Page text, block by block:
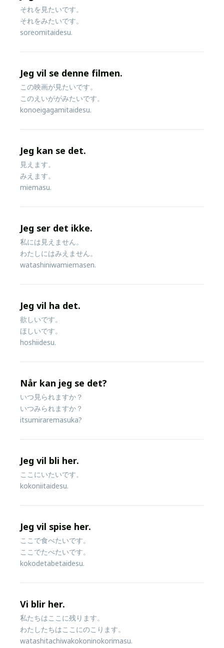
それを見たいです。
それをみたいです。
soreomitaidesu.
Jeg vil se denne filmen.
この映画が見たいです。
このえいががみたいです。
konoeigagamitaidesu.
Jeg kan se det.
見えます。
みえます。
miemasu.
Jeg ser det ikke.
私には見えません。
わたしにはみえません。
watashiniwamiemasen.
Jeg vil ha det.
欲しいです。
ほしいです。
hoshiidesu.
Når kan jeg se det?
いつ見られますか？
いつみられますか？
itsumiraremasuka?
Jeg vil bli her.
ここにいたいです。
kokoniitaidesu.
Jeg vil spise her.
ここで食べたいです。
ここでたべたいです。
kokodetabetaidesu.
Vi blir her.
私たちはここに残ります。
わたしたちはここにのこります。
watashitachiwakokoninokorimasu.